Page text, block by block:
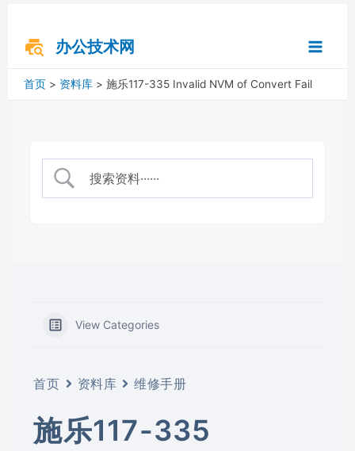
办公技术网
Menu
首页 资料库 施乐117-335 Invalid NVM of Convert Fail
View Categories
首页 资料库 维修手册
施乐117-335